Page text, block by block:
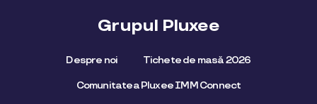
Grupul Pluxee
Despre noi Tichete de masă 2026
Comunitatea Pluxee IMM Connect